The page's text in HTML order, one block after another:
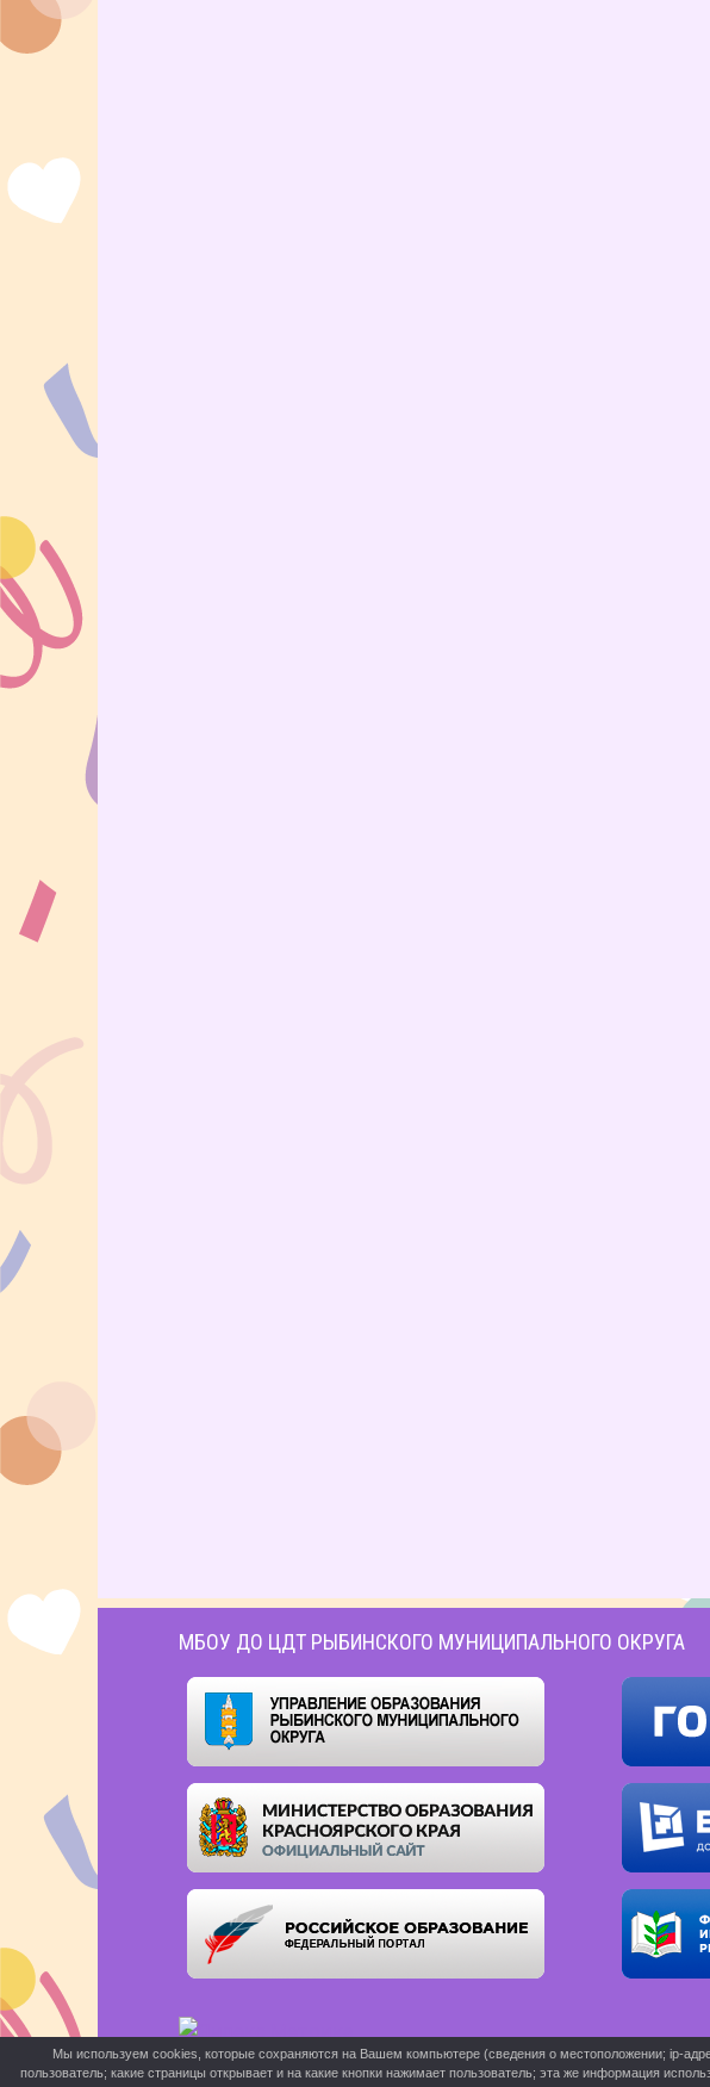
МБОУ ДО ЦДТ РЫБИНСКОГО МУНИЦИПАЛЬНОГО ОКРУГА
Мы используем cookies, которые сохраняются на Вашем компьютере (сведения о местоположении; ip-
пользователь; какие страницы открывает и на какие кнопки нажимает пользователь; эта же информация